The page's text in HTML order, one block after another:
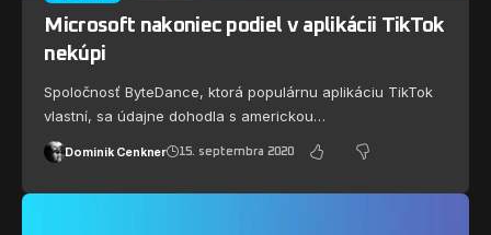
Microsoft nakoniec podiel v aplikácii TikTok
nekúpi
Spoločnosť ByteDance, ktorá populárnu aplikáciu TikTok
vlastní, sa údajne dohodla s americkou…
Dominik Cenkner 15. septembra 2020